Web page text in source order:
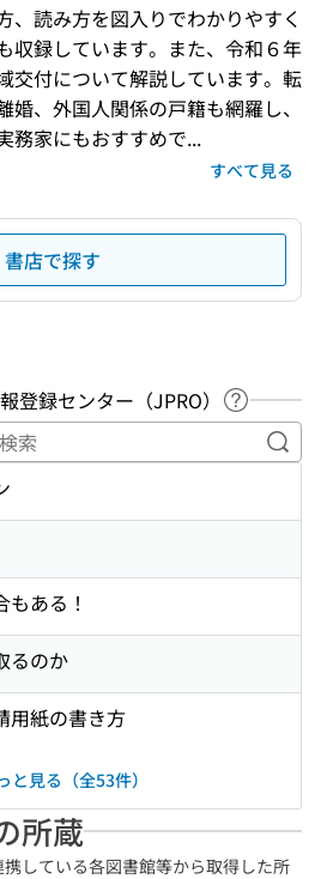
、読み方を図入りでわかりやすく
収録しています。また、令和６年
交付について解説しています。転
、外国人関係の戸籍も網羅し、
務家にもおすすめで...
すべて見る
書店で探す
登録センター（JPRO）
ヘルプペ
キ
ある！
るのか
紙の書き方
と見る（全53件）
所蔵
している各図書館等から取得した所